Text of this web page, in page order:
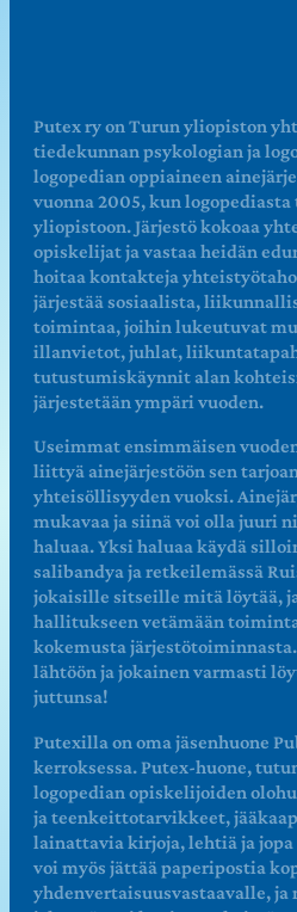
Putex ry on Turun yliopiston
tiedekunnan psykologian ja
logopedian oppiaineen
vuonna 2005, kun
yliopistoon. Järjestö kokoaa
opiskelijat ja vastaa heidän
hoitaa kontakteja
järjestää sosiaalista,
toimintaa, joihin lukeutuvat
illanvietot, juhlat,
tutustumiskäynnit alan
järjestetään ympäri vuoden.
Useimmat ensimmäisen
liittyä ainejärjestöön sen
yhteisöllisyyden vuoksi.
mukavaa ja siinä voi olla juuri
haluaa. Yksi haluaa käydä
salibandya ja retkeilemässä
jokaisille sitseille mitä löytää,
hallitukseen vetämään
kokemusta
lähtöön ja jokainen varmasti
juttunsa!
Putexilla on oma jäsenhuone
kerroksessa. Putex-huone,
logopedian opiskelijoiden
ja teenkeittotarvikkeet,
lainattavia kirjoja, lehtiä ja
voi myös jättää paperipostia
yhdenvertaisuusvastaavalle,